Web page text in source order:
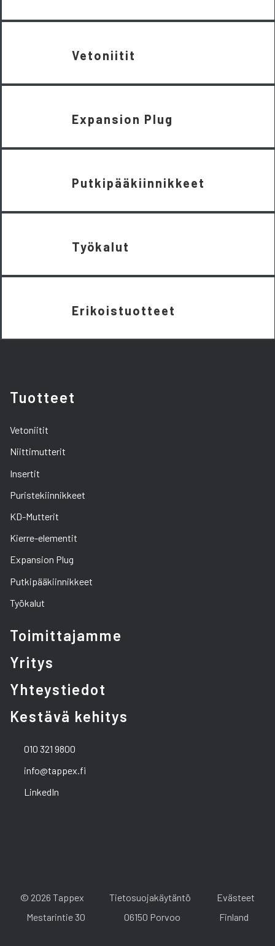
Vetoniitit
Expansion Plug
Putkipääkiinnikkeet
Työkalut
Erikoistuotteet
Tuotteet
Vetoniitit
Niittimutterit
Insertit
Puristekiinnikkeet
KD-Mutterit
Kierre-elementit
Expansion Plug
Putkipääkiinnikkeet
Työkalut
Toimittajamme
Yritys
Yhteystiedot
Kestävä kehitys
010 321 9800
info@tappex.fi
LinkedIn
© 2026 Tappex Tietosuojakäytäntö
Evästeet
Mestarintie 30
06150 Porvoo Finland